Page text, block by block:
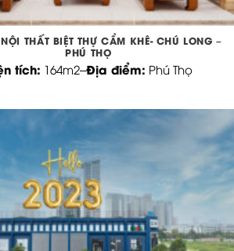
NỘI THẤT BIỆT THỰ CẨM KHÊ- CHÚ LONG –
PHÚ THỌ
tích: 164m2–Địa điểm: Phú Thọ